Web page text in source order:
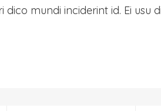
mundi inciderint id. Ei